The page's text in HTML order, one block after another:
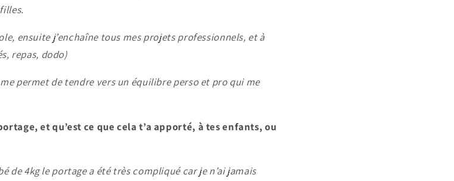
ensuite j’enchaîne tous mes projets professionnels, et à
repas, dodo)
permet de tendre vers un équilibre perso et pro qui me
et qu’est ce que cela t’a apporté, à tes enfants, ou
de 4kg le portage a été très compliqué car je n’ai jamais